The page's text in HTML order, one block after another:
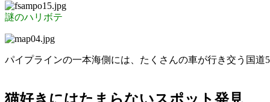
謎のハリボテ
パイプラインの一本海側には、たくさんの車が行き交う国道